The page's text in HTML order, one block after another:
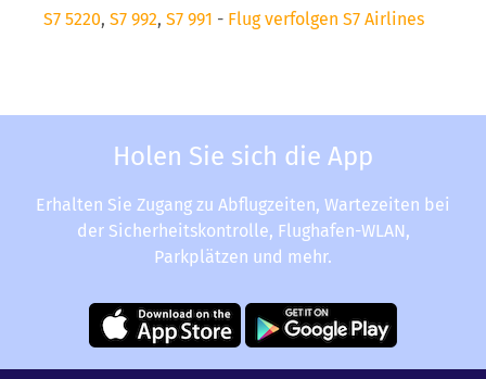
S7 5220, S7 992, S7 991 - Flug verfolgen S7 Airlines
Holen Sie sich die App
Erhalten Sie Zugang zu Abflugzeiten, Wartezeiten bei
der Sicherheitskontrolle, Flughafen-WLAN,
Parkplätzen und mehr.